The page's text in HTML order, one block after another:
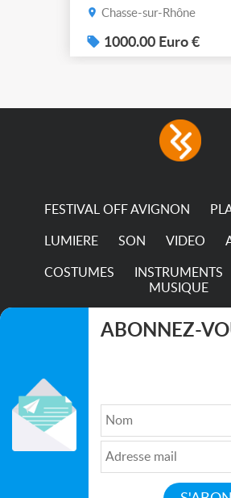
Chasse-sur-Rhône
1000.00 Euro €
FESTIVAL OFF AVIGNON
LUMIERE SON VIDEO
COSTUMES
INSTRUMENTS
MUSIQUE
TRANSPORTS
Qui sommes nous ?| Médias
Politique de confidentialité|
Mentions légales
ABONNEZ-